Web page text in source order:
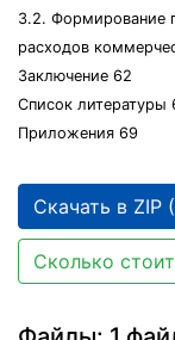
3.2. Формирование
расходов
Заключение 62
Список литературы
Приложения 69
Скачать в ZIP
Сколько